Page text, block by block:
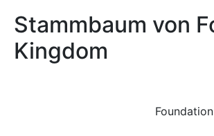
Stammbaum von
Kingdom
Foundation